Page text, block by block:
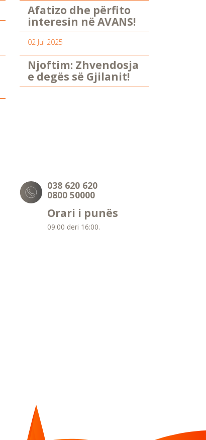
Afatizo dhe përfito
interesin në AVANS!
02 Jul 2025
Njoftim: Zhvendosja
e degës së Gjilanit!
038 620 620
0800 50000
Orari i punës
09:00 deri 16:00.